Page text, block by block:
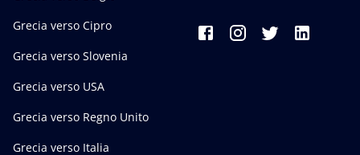
Grecia verso Cipro
Grecia verso Slovenia
Grecia verso USA
Grecia verso Regno Unito
Grecia verso Italia